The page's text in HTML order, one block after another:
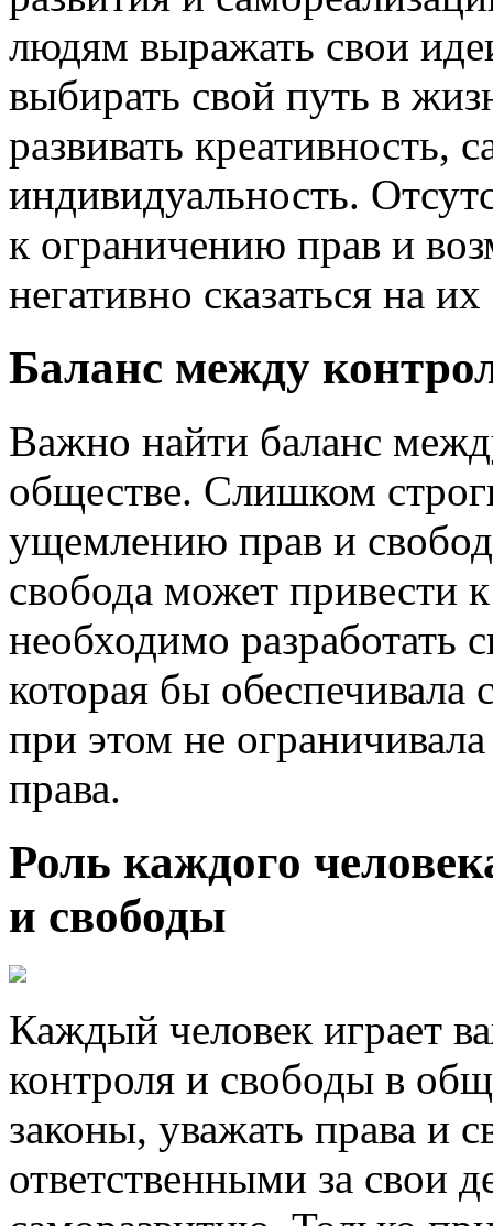
людям выражать свои
выбирать свой путь в
развивать креативность,
индивидуальность.
к ограничению прав и
негативно сказаться на
Баланс между
Важно найти баланс
обществе. Слишком
ущемлению прав и
свобода может привести
необходимо разработать
которая бы
при этом не
права.
Роль каждого
и свободы
Каждый человек играет
контроля и свободы в
законы, уважать права и
ответственными за свои